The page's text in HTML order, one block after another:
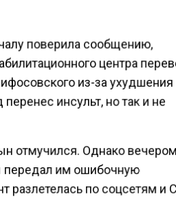
поверила сообщению,
центра
из-за ухудшения
инсульт, но так и не
отмучился. Однако вечером
передал им ошибочную
разлетелась по соцсетям и